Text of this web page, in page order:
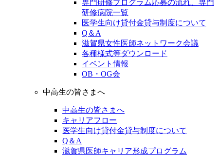
専門研修プログラム応募の流れ、専門
研修病院一覧
医学生向け貸付金貸与制度について
Q＆A
滋賀県女性医師ネットワーク会議
各種様式等ダウンロード
イベント情報
OB・OG会
中高生の皆さまへ
中高生の皆さまへ
キャリアフロー
医学生向け貸付金貸与制度について
Q＆A
滋賀県医師キャリア形成プログラム